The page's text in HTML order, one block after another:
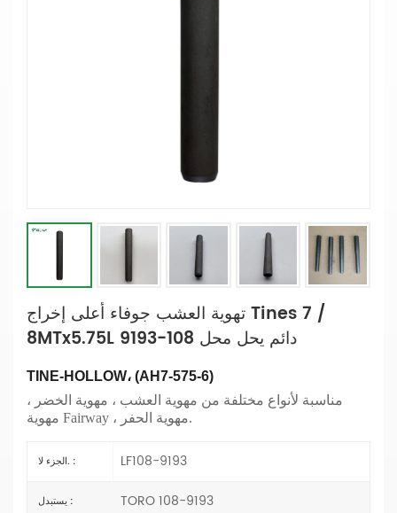
تهوية العشب جوفاء أعلى إخراج Tines 7 /
8MTx5.75L دائم يحل محل 108-9193
TINE-HOLLOW، (AH7-575-6)
مناسبة لأنواع مختلفة من مهوية العشب ، مهوية الخضر ،
مهوية Fairway ، مهوية الحفر.
الجزء لا. : LF108-9193
يستبدل : TORO 108-9193